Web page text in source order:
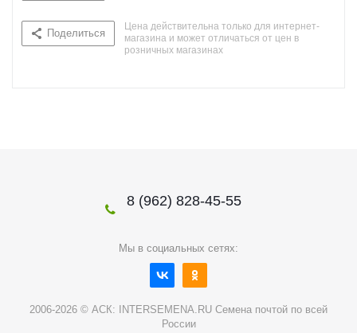
Поделиться
Цена действительна только для интернет-
магазина и может отличаться от цен в
розничных магазинах
8 (962) 828-45-55
Мы в социальных сетях:
2006-2026 © АСК: INTERSEMENA.RU Семена почтой по всей
России